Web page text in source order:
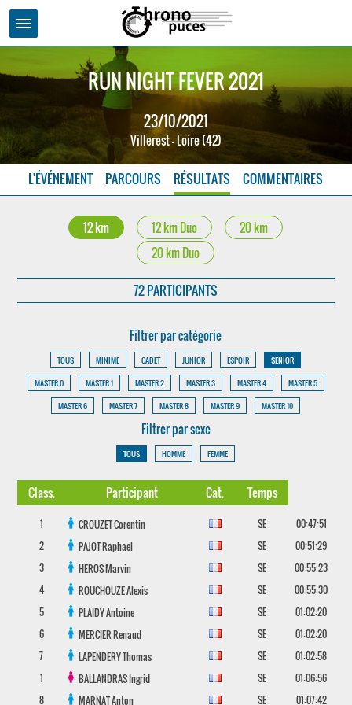
menu
RUN NIGHT FEVER 2021
23/10/2021
Villerest - Loire (42)
L'ÉVÉNEMENT PARCOURS RÉSULTATS COMMENTAIRES
12 km 12 km Duo
20 km
20 km Duo
72 PARTICIPANTS
Filtrer par catégorie
TOUS MINIME CADET JUNIOR ESPOIR
SENIOR
MASTER 0
MASTER 1 MASTER 2 MASTER 3 MASTER 4
MASTER 5
MASTER 6
MASTER 7 MASTER 8 MASTER 9 MASTER 10
Filtrer par sexe
TOUS HOMME FEMME
Class. Participant Cat. Temps
1 CROUZETCorentin SE
00:47:51
2
PAJOTRaphael SE
00:51:29
3
HEROSMarvin SE
00:55:23
4
ROUCHOUZEAlexis SE
00:55:30
5
PLAIDYAntoine SE
01:02:20
6
MERCIERRenaud SE
01:02:20
7
LAPENDERYThomas SE
01:02:58
1
BALLANDRASIngrid SE
01:06:56
8
MARNATAnton SE
01:07:42